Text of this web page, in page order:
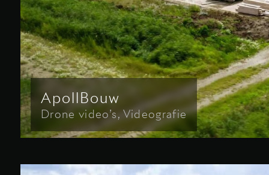
ApollBouw
Drone video’s, Videografie